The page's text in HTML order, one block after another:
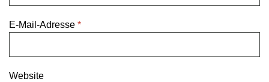
E-Mail-Adresse *
Website